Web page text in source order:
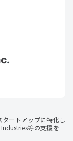
ートアップに特化し
等の支援を一